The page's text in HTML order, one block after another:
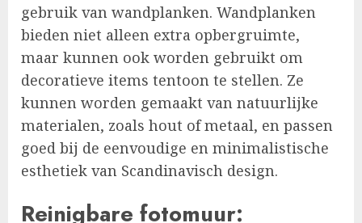
gebruik van wandplanken. Wandplanken
bieden niet alleen extra opbergruimte,
maar kunnen ook worden gebruikt om
decoratieve items tentoon te stellen. Ze
kunnen worden gemaakt van natuurlijke
materialen, zoals hout of metaal, en passen
goed bij de eenvoudige en minimalistische
esthetiek van Scandinavisch design.
Reinigbare fotomuur: